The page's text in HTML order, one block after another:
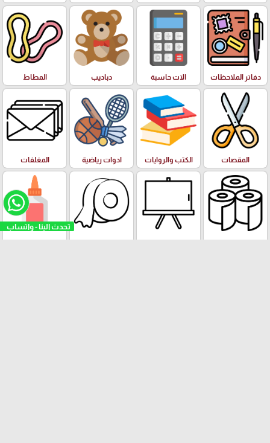
تحدث الينا - واتساب
دفاتر الملاحظات الات حاسبة دباديب المطاط
المقصات الكتب والروايات ادوات رياضية المغلفات